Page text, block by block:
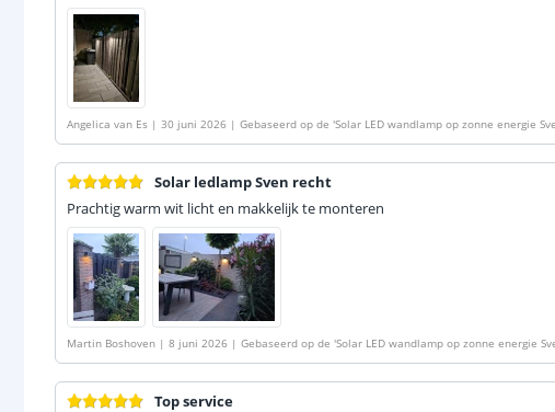
Angelica van Es | 30 juni 2026 | Gebaseerd op de 'Solar LED wandlamp op zonne energie
lset van 2 stuks'
Solar ledlamp Sven recht
Prachtig warm wit licht en makkelijk te monteren
Martin Boshoven | 8 juni 2026 | Gebaseerd op de 'Solar LED wandlamp op zonne energie
elset van 2 stuks'
Top service